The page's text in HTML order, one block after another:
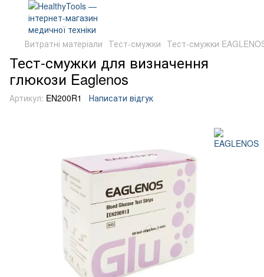
Витратні матеріали Тест-смужки Тест-смужки
Тест-смужки для визначення
глюкози Eaglenos
Артикул: EN200R1 Написати відгук